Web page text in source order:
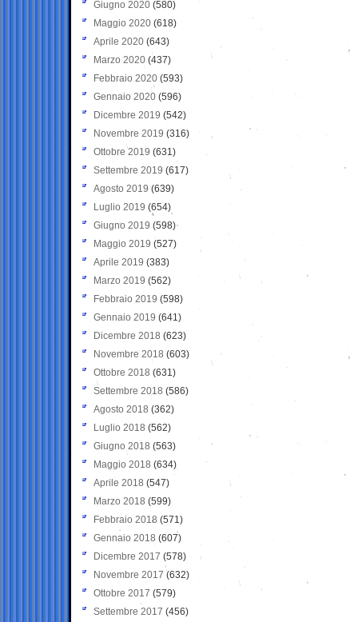
Giugno 2020 (580)
Maggio 2020 (618)
Aprile 2020 (643)
Marzo 2020 (437)
Febbraio 2020 (593)
Gennaio 2020 (596)
Dicembre 2019 (542)
Novembre 2019 (316)
Ottobre 2019 (631)
Settembre 2019 (617)
Agosto 2019 (639)
Luglio 2019 (654)
Giugno 2019 (598)
Maggio 2019 (527)
Aprile 2019 (383)
Marzo 2019 (562)
Febbraio 2019 (598)
Gennaio 2019 (641)
Dicembre 2018 (623)
Novembre 2018 (603)
Ottobre 2018 (631)
Settembre 2018 (586)
Agosto 2018 (362)
Luglio 2018 (562)
Giugno 2018 (563)
Maggio 2018 (634)
Aprile 2018 (547)
Marzo 2018 (599)
Febbraio 2018 (571)
Gennaio 2018 (607)
Dicembre 2017 (578)
Novembre 2017 (632)
Ottobre 2017 (579)
Settembre 2017 (456)